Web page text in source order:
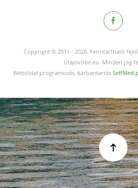
Copyright © 2011 - 2026. Fenntartható
Útajövőbe.eu. Minden jog
Weboldal programozás, karbantartás